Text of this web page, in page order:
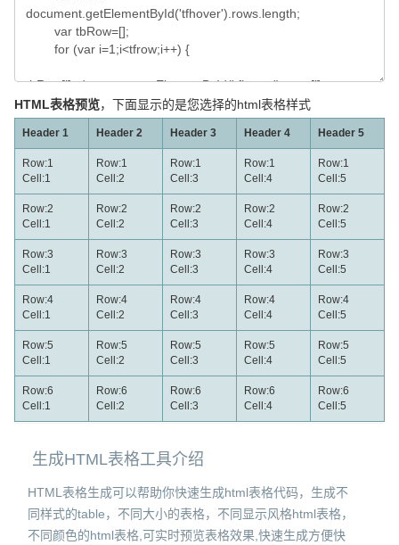
HTML表格预览，下面显示的是您选择的html表格样式
Header 1 Header 2 Header 3 Header 4 Header 5
Row:1
Cell:1
Row:1
Cell:2
Row:1
Cell:3
Row:1
Cell:4
Row:1
Cell:5
Row:2
Cell:1
Row:2
Cell:2
Row:2
Cell:3
Row:2
Cell:4
Row:2
Cell:5
Row:3
Cell:1
Row:3
Cell:2
Row:3
Cell:3
Row:3
Cell:4
Row:3
Cell:5
Row:4
Cell:1
Row:4
Cell:2
Row:4
Cell:3
Row:4
Cell:4
Row:4
Cell:5
Row:5
Cell:1
Row:5
Cell:2
Row:5
Cell:3
Row:5
Cell:4
Row:5
Cell:5
Row:6
Cell:1
Row:6
Cell:2
Row:6
Cell:3
Row:6
Cell:4
Row:6
Cell:5
生成HTML表格工具介绍
HTML表格生成可以帮助你快速生成html表格代码，生成不
同样式的table，不同大小的表格，不同显示风格html表格，
不同颜色的html表格,可实时预览表格效果,快速生成方便快